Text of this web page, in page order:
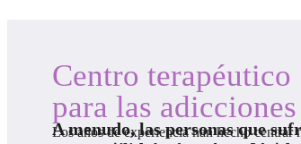
Centro terapéutico
para las
A menudo, las personas que
Los años de experiencia han hecho centrar